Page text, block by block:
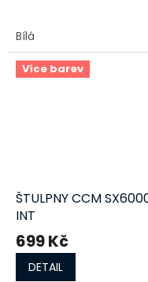
Bílá
Více barev
ŠTULPNY CCM
INT
699 Kč
DETAIL